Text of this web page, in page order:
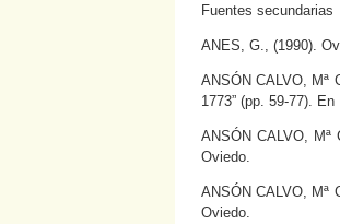
Fuentes secundarias
ANES, G., (1990).
ANSÓN CALVO, Mª
1773” (pp. 59-77).
ANSÓN CALVO,
Oviedo.
ANSÓN CALVO, Mª
Oviedo.